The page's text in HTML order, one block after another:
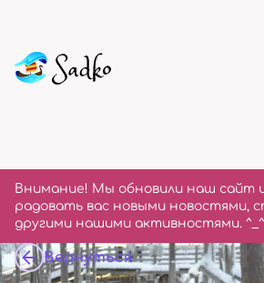
Внимание! Мы обновили наш сайт
радовать вас новыми новостями,
другими нашими активностями. ^_^
Вернуться